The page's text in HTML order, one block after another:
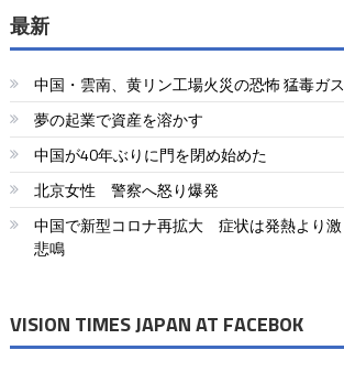
ナ
ビ
ゲ
ー
シ
ョ
ン
最新
中国・雲南、黄リン工場火災の恐怖 猛毒ガ
夢の起業で資産を溶かす
中国が40年ぶりに門を閉め始めた
北京女性 警察へ怒り爆発
中国で新型コロナ再拡大 症状は発熱より
悲鳴
VISION TIMES JAPAN AT FACEBOK